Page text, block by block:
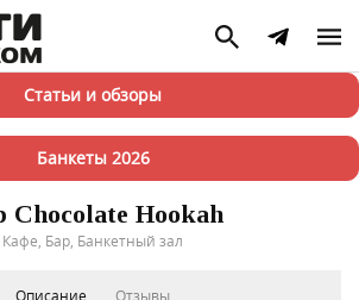
Статьи и обзоры
Банкеты 2026
Chocolate Hookah
Кафе, Бар, Банкетный зал
Описание Отзывы